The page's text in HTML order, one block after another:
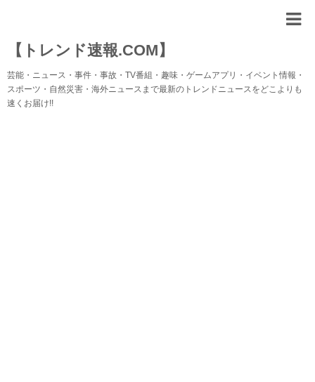
【トレンド速報.COM】
芸能・ニュース・事件・事故・TV番組・趣味・ゲームアプリ・イベント情報・
スポーツ・自然災害・海外ニュースまで最新のトレンドニュースをどこよりも
速くお届け!!